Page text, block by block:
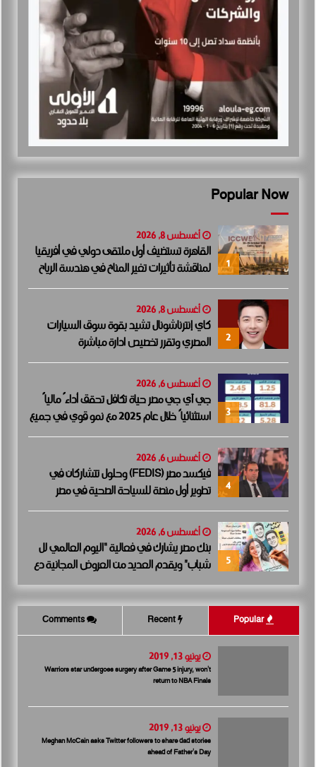
Popular Now
1
أغسطس 8, 2026
القاهرة تستضيف أول ملتقى دولي في أفريقيا
لمناقشة تأثيرات تغير المناخ في هندسة الرياح
2
أغسطس 8, 2026
كاي إنترناشونال تشيد بقوة سوق السيارات
المصري وتقرر تخصيص ادارة مباشرة
3
أغسطس 6, 2026
جي آي جي مصر حياة تكافل تحقق أداءً مالياً
استثنائياً خلال عام 2025 مع نمو قوي في جميع
المؤشرات المالية الرئيسية
4
أغسطس 6, 2026
فيكسد مصر (FEDIS) وحلول تتشاركان في
تطوير أول منصة للسياحة الصحية في مصر
والشرق الأوسط وأفريقيا..
5
أغسطس 6, 2026
بنك مصر يشارك في فعالية “اليوم العالمي لل
شباب” ويقدم العديد من العروض المجانية دع
مًا للشمول المالي تحت رعاية البنك المركزي الم
صري
Popular
Recent
Comments
يونيو 13, 2019
Warriors star undergoes surgery after Game 5 injury, won’t
return to NBA Finals
يونيو 13, 2019
Meghan McCain asks Twitter followers to share dad stories
ahead of Father’s Day